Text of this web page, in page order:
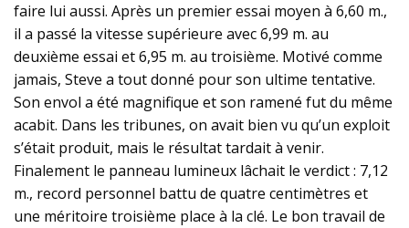
faire lui aussi. Après un premier essai moyen à 6,60 m.,
il a passé la vitesse supérieure avec 6,99 m. au
deuxième essai et 6,95 m. au troisième. Motivé comme
jamais, Steve a tout donné pour son ultime tentative.
Son envol a été magnifique et son ramené fut du même
acabit. Dans les tribunes, on avait bien vu qu’un exploit
s’était produit, mais le résultat tardait à venir.
Finalement le panneau lumineux lâchait le verdict : 7,12
m., record personnel battu de quatre centimètres et
une méritoire troisième place à la clé. Le bon travail de